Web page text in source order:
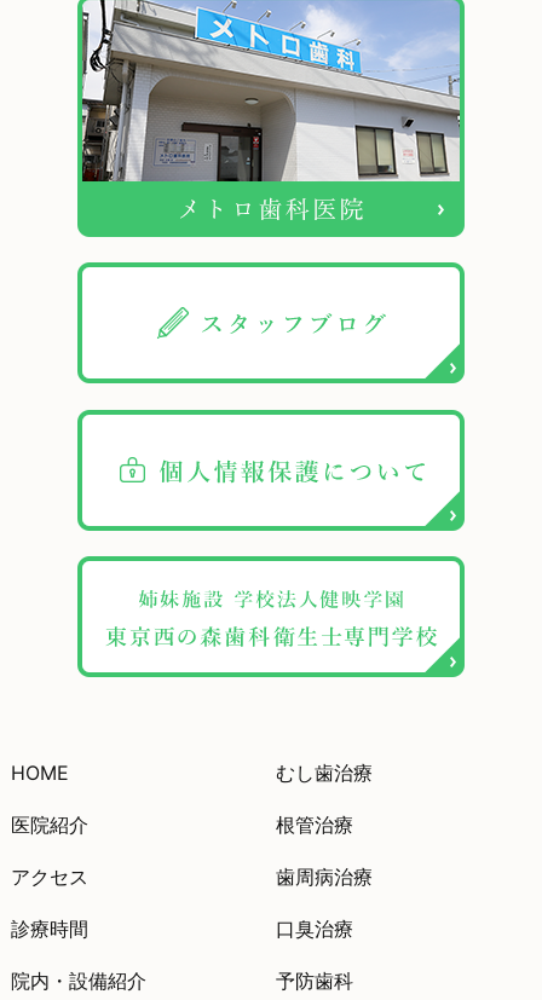
HOME
医院紹介
アクセス
診療時間
院内・設備紹介
むし歯治療
根管治療
歯周病治療
口臭治療
予防歯科